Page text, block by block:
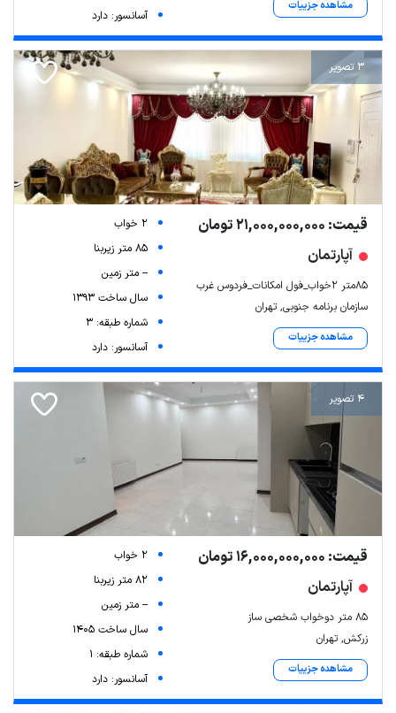
مشاهده جزییات
آسانسور: دارد
3 تصویر
قیمت: 21,000,000,000 تومان
آپارتمان
۸۵متر ۲خواب_فول امکانات_فردوس غرب
سازمان برنامه جنوبی, تهران
مشاهده جزییات
2 خواب
85 متر زیربنا
-- متر زمین
سال ساخت 1393
شماره طبقه: 3
آسانسور: دارد
4 تصویر
قیمت: 16,000,000,000 تومان
آپارتمان
۸۵ متر دوخواب شخصی ساز
زرکش, تهران
مشاهده جزییات
2 خواب
82 متر زیربنا
-- متر زمین
سال ساخت 1405
شماره طبقه: 1
آسانسور: دارد